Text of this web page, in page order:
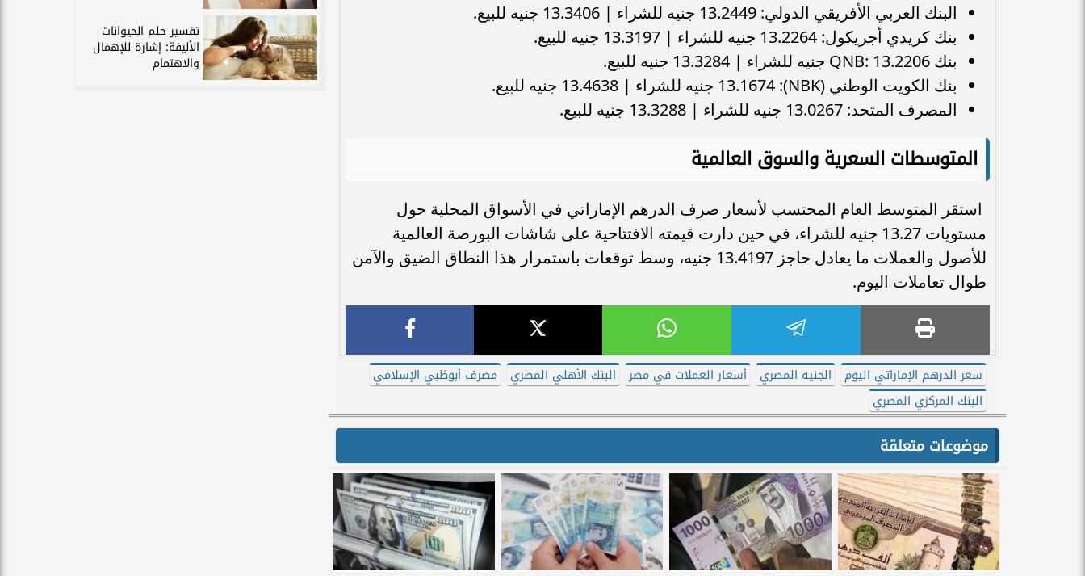
البنك العربي الأفريقي الدولي: 13.2449 جنيه للشراء | 13.3406 جنيه للبيع.
بنك كريدي أجريكول: 13.2264 جنيه للشراء | 13.3197 جنيه للبيع.
بنك QNB: 13.2206 جنيه للشراء | 13.3284 جنيه للبيع.
بنك الكويت الوطني (NBK): 13.1674 جنيه للشراء | 13.4638 جنيه للبيع.
المصرف المتحد: 13.0267 جنيه للشراء | 13.3288 جنيه للبيع.
المتوسطات السعرية والسوق العالمية
استقر المتوسط العام المحتسب لأسعار صرف الدرهم الإماراتي في الأسواق المحلية حول
مستويات 13.27 جنيه للشراء، في حين دارت قيمته الافتتاحية على شاشات البورصة العالمية
للأصول والعملات ما يعادل حاجز 13.4197 جنيه، وسط توقعات باستمرار هذا النطاق الضيق والآمن
طوال تعاملات اليوم.
سعر الدرهم الإماراتي اليوم الجنيه المصري أسعار العملات في مصر البنك الأهلي المصري
مصرف أبوظبي الإسلامي
البنك المركزي المصري
موضوعات متعلقة
تفسير حلم الحيوانات
الأليفة: إشارة للإهمال
والاهتمام